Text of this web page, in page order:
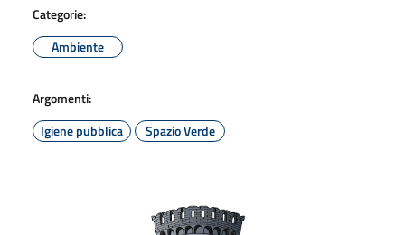
Categorie:
Ambiente
Argomenti:
Igiene pubblica
Spazio Verde